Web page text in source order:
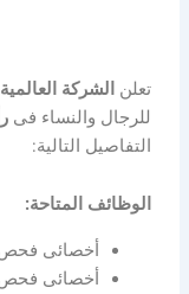
تعلن الشركة
للرجال والنساء فى
التفاصيل التالية:
الوظائف المتاحة:
أخصائى فحص
أخصائى فحص